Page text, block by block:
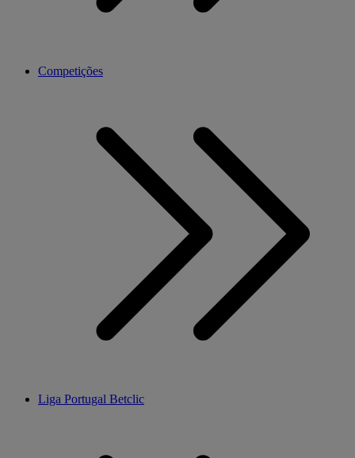
Competições
Liga Portugal Betclic